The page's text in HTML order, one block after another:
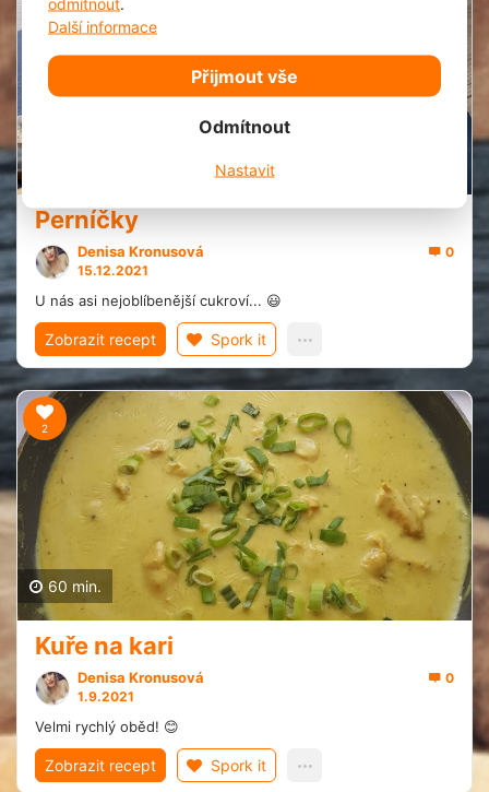
Další informace
Přijmout vše
Odmítnout
Nastavit
Perníčky
0
Denisa Kronusová
15.12.2021
U nás asi nejoblíbenější cukroví... 😃
Zobrazit recept Spork it
60 min.
2
Kuře na kari
0
Denisa Kronusová
1.9.2021
Velmi rychlý oběd! 😊
Zobrazit recept Spork it